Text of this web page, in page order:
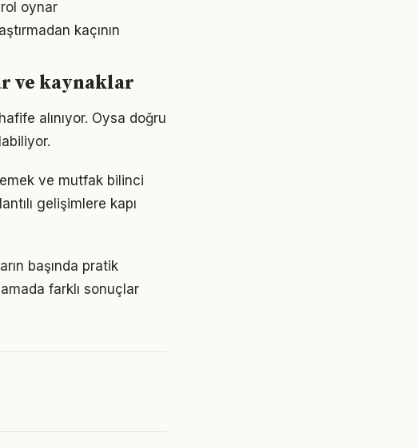
oynar
kaçının
ve kaynaklar
alınıyor. Oysa doğru
ve mutfak bilinci
gelişimlere kapı
başında pratik
farklı sonuçlar